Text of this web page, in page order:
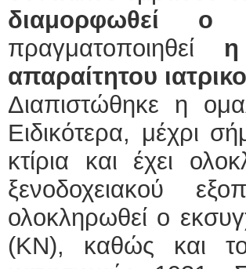
διαμορφωθεί ο
πραγματοποιηθεί
απαραίτητου
Διαπιστώθηκε η
Ειδικότερα, μέχρι
κτίρια και έχει
ξενοδοχειακού
ολοκληρωθεί ο
(ΚΝ), καθώς και